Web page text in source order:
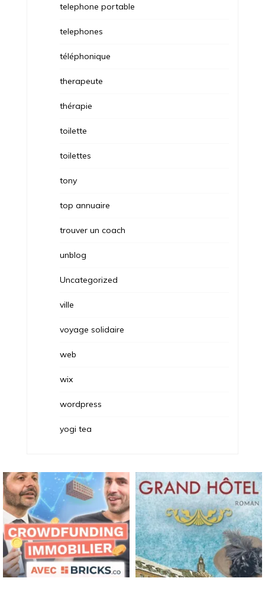
telephone portable
telephones
téléphonique
therapeute
thérapie
toilette
toilettes
tony
top annuaire
trouver un coach
unblog
Uncategorized
ville
voyage solidaire
web
wix
wordpress
yogi tea